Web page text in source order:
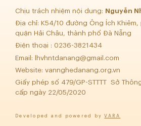
Chịu trách nhiệm nội dung:
Nguyễn
Địa chỉ: K54/10 đường Ông Ích Khiêm,
quận Hải Châu, thành phố Đà Nẵng
Điện thoại : 0236-3821434
Email:
lhvhntdanang@gmail.com
Website: vannghedanang.org.vn
Giấy phép số 479/GP-STTTT Sở
cấp ngày 22/05/2020
Developed and powered byVARA